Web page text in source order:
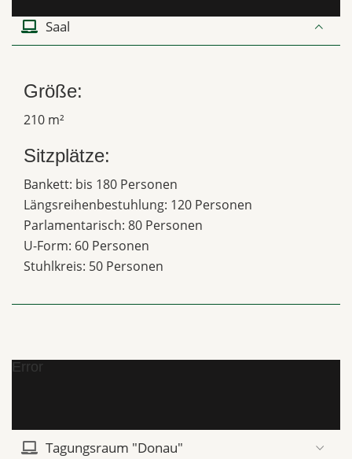
Saal
Größe:
210 m²
Sitzplätze:
Bankett: bis 180 Personen
Längsreihenbestuhlung: 120 Personen
Parlamentarisch: 80 Personen
U-Form: 60 Personen
Stuhlkreis: 50 Personen
Error
Tagungsraum "Donau"